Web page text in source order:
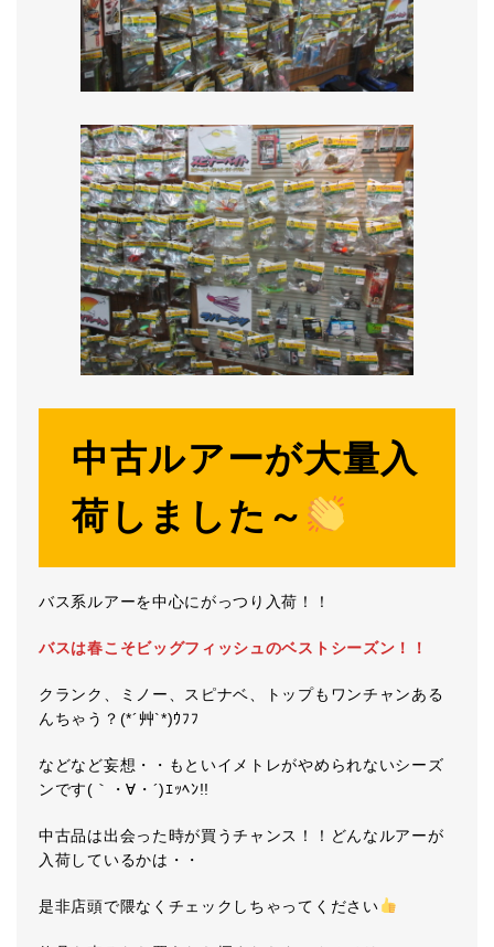
中古ルアーが大量入
荷しました～
バス系ルアーを中心にがっつり入荷！！
バスは春こそビッグフィッシュのベストシーズン！！
クランク、ミノー、スピナベ、トップもワンチャンある
んちゃう？(*´艸`*)ｳﾌﾌ
などなど妄想・・もといイメトレがやめられないシーズ
ンです(｀・∀・´)ｴｯﾍﾝ!!
中古品は出会った時が買うチャンス！！どんなルアーが
入荷しているかは・・
是非店頭で隈なくチェックしちゃってください